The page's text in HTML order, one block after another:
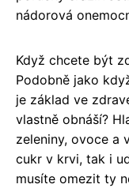
nádorová
Když chcete být
Podobně jako
je základ ve
vlastně obnáší?
zeleniny, ovoce a
cukr v krvi, tak i
musíte omezit ty